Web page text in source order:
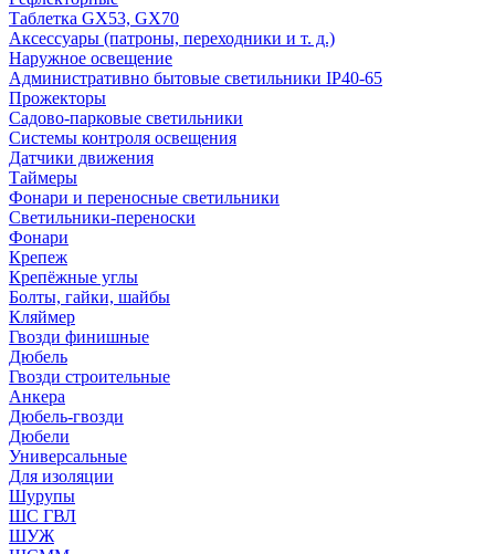
Таблетка GX53, GX70
Аксессуары (патроны, переходники и т. д.)
Наружное освещение
Административно бытовые светильники IP40-65
Прожекторы
Садово-парковые светильники
Системы контроля освещения
Датчики движения
Таймеры
Фонари и переносные светильники
Светильники-переноски
Фонари
Крепеж
Крепёжные углы
Болты, гайки, шайбы
Кляймер
Гвозди финишные
Дюбель
Гвозди строительные
Анкера
Дюбель-гвозди
Дюбели
Универсальные
Для изоляции
Шурупы
ШС ГВЛ
ШУЖ